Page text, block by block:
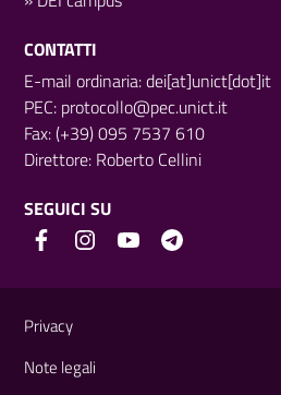
CONTATTI
E-mail ordinaria: dei[at]unict[dot]it
PEC: protocollo@pec.unict.it
Fax: (+39) 095 7537 610
Direttore: Roberto Cellini
SEGUICI SU
Privacy
Note legali